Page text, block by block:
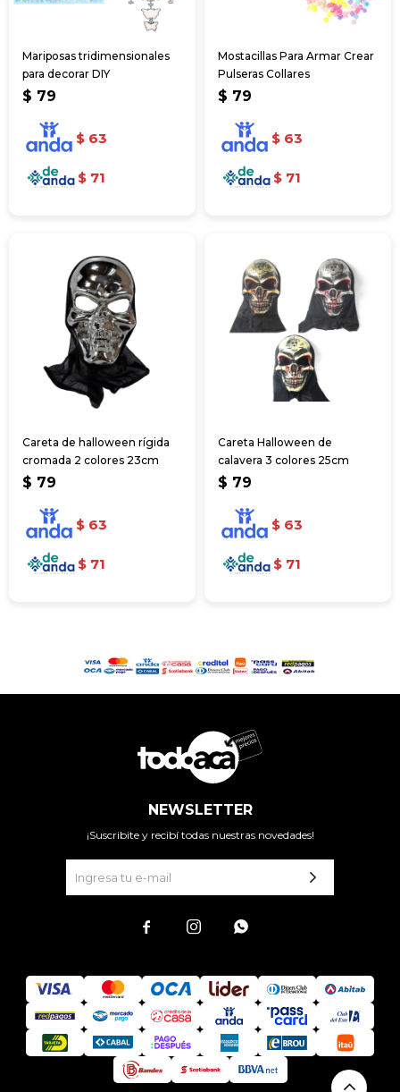
Mariposas tridimensionales
para decorar DIY
$ 79
$ 63
$ 71
Mostacillas Para Armar Crear
Pulseras Collares
$ 79
$ 63
$ 71
Careta de halloween rígida
cromada 2 colores 23cm
$ 79
$ 63
$ 71
Careta Halloween de
calavera 3 colores 25cm
$ 79
$ 63
$ 71
NEWSLETTER
¡Suscribite y recibí todas nuestras novedades!
  